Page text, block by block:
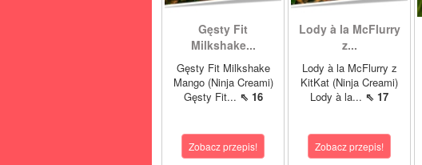
Gęsty Fit
Milkshake...
Gęsty Fit Milkshake
Mango (Ninja Creami)
Gęsty Fit... ⇖ 16
Zobacz przepis!
Lody à la McFlurry
z...
Lody à la McFlurry z
KitKat (Ninja Creami)
Lody à la... ⇖ 17
Zobacz przepis!